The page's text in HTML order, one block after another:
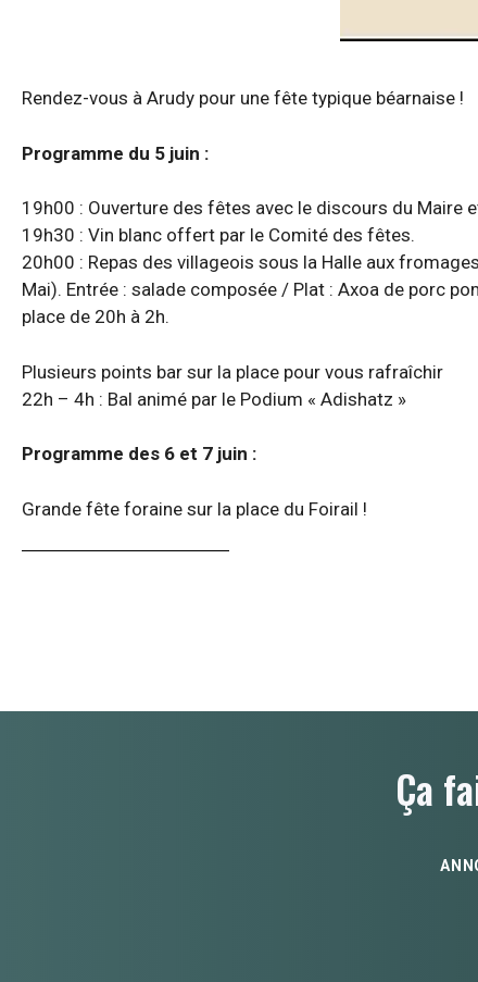
Rendez-vous à Arudy pour une fête typique béarnaise !
Programme du 5 juin :
19h00 : Ouverture des fêtes avec le discours du Maire
19h30 : Vin blanc offert par le Comité des fêtes.
20h00 : Repas des villageois sous la Halle aux
Mai). Entrée : salade composée / Plat : Axoa de porc
place de 20h à 2h.
Plusieurs points bar sur la place pour vous rafraîchir
22h – 4h : Bal animé par le Podium « Adishatz »
Programme des 6 et 7 juin :
Grande fête foraine sur la place du Foirail !
Ça